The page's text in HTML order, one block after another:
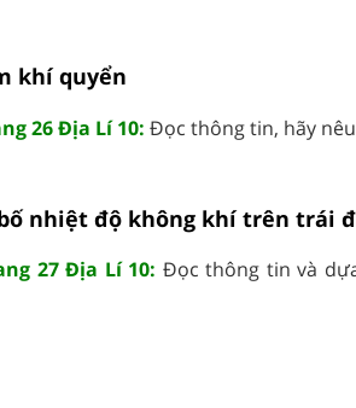
khí quyển
26 Địa Lí 10: Đọc thông tin, hãy
nhiệt độ không khí trên trái
27 Địa Lí 10: Đọc thông tin và